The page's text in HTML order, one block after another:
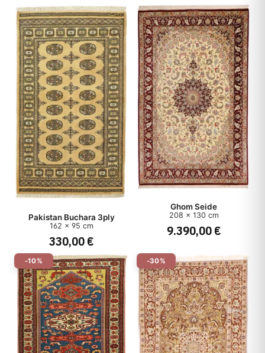
Pakistan Buchara 3ply
162 x 95 cm
330,00 €
Ghom Seide
208 x 130 cm
9.390,00 €
-10% -30%